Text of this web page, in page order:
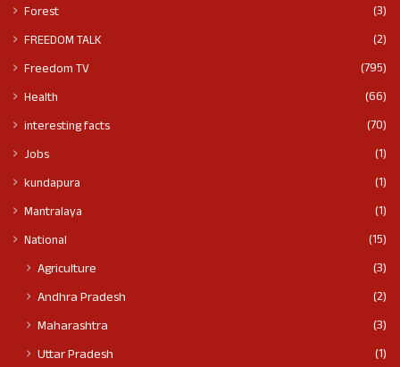
Forest
(3)
FREEDOM TALK
(2)
Freedom TV
(795)
Health
(66)
interesting facts
(70)
Jobs
(1)
kundapura
(1)
Mantralaya
(1)
National
(15)
Agriculture
(3)
Andhra Pradesh
(2)
Maharashtra
(3)
Uttar Pradesh
(1)